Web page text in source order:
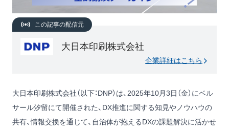
この記事の配信元
大日本印刷株式会社
企業詳細はこちら
大日本印刷株式会社（以下：DNP）は、2025年10月3日（金）にベル
サール汐留にて開催された、DX推進に関する知見やノウハウの
共有、情報交換を通じて、自治体が抱えるDXの課題解決に活かせ